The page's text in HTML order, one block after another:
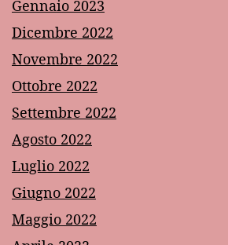
Gennaio 2023
Dicembre 2022
Novembre 2022
Ottobre 2022
Settembre 2022
Agosto 2022
Luglio 2022
Giugno 2022
Maggio 2022